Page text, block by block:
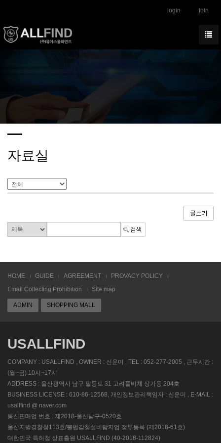
login join
자료실
HOME GUIDE AGREEMENT
PROVACY POLICY
Email Collecting Prohibition
Site map
ADMIN SHOPPING MALL
USALLFIND
COMPANY : USALLFIND , OWNER : 신운미 , TEL : 052-277-2005 , 근무시간 :
(월~금) 10시~17시
ADDRESS : 울산광역시 남구 팔등로 31 고려풀비체 상가동 204호
BUSINESS LICENSE : 610-86-12568, 개인정보관리책임자 : 신운미 , E-MAIL :
usallfind @ naver.com
통신판매업 번호 : 제2018-울산남구-0520호
울산지방경찰청113호/불법감청설비탐지업 정부등록 (제2018-61호)
대한민국 특허청 상표출원 USALLFIND (40-2018-112824)